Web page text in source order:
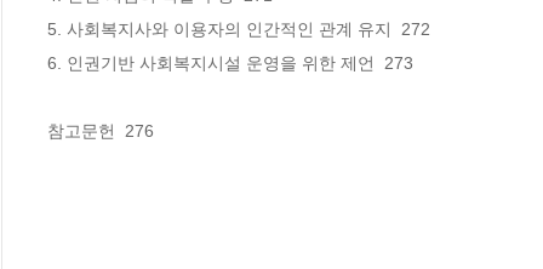
5. 사회복지사와 이용자의 인간적인 관계 유지  272
6. 인권기반 사회복지시설 운영을 위한 제언  273
참고문헌  276